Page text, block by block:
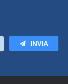
INVIA